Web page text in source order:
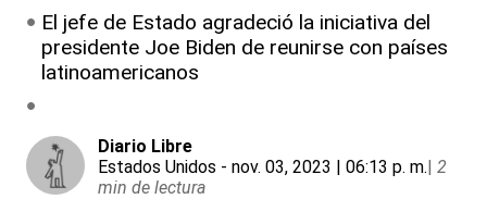
El jefe de Estado agradeció la iniciativa del
presidente Joe Biden de reunirse con países
latinoamericanos
Diario Libre
Estados Unidos - nov. 03, 2023 | 06:13 p. m.| 2
min de lectura